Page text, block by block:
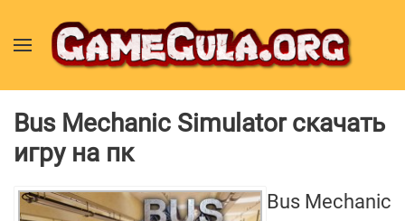
Bus Mechanic Simulator скачать
игру на пк
Bus Mechanic